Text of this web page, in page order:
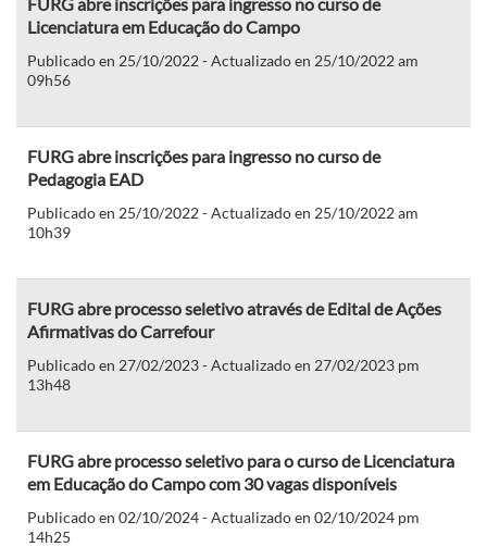
Licenciatura em Educação do Campo
Publicado en 25/10/2022 - Actualizado en 25/10/2022 am
09h56
FURG abre inscrições para ingresso no curso de
Pedagogia EAD
Publicado en 25/10/2022 - Actualizado en 25/10/2022 am
10h39
FURG abre processo seletivo através de Edital de Ações
Afirmativas do Carrefour
Publicado en 27/02/2023 - Actualizado en 27/02/2023 pm
13h48
FURG abre processo seletivo para o curso de Licenciatura
em Educação do Campo com 30 vagas disponíveis
Publicado en 02/10/2024 - Actualizado en 02/10/2024 pm
14h25